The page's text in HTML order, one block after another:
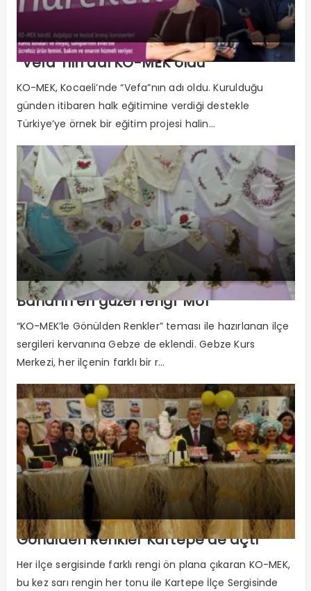
“Vefa”nın adı KO-MEK oldu
KO-MEK, Kocaeli’nde “Vefa”nın adı oldu. Kurulduğu
günden itibaren halk eğitimine verdiği destekle
Türkiye’ye örnek bir eğitim projesi halin...
Baharın en güzel rengi ‘Mor’
“KO-MEK’le Gönülden Renkler” teması ile hazırlanan ilçe
sergileri kervanına Gebze de eklendi. Gebze Kurs
Merkezi, her ilçenin farklı bir r...
Gönülden Renkler Kartepe’de açtı
Her ilçe sergisinde farklı rengi ön plana çıkaran KO-MEK,
bu kez sarı rengin her tonu ile Kartepe İlçe Sergisinde